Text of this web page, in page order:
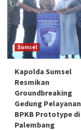
Sumsel
Kapolda Sumsel
Resmikan
Groundbreaking
Gedung Pelayanan
BPKB Prototype di
Palembang